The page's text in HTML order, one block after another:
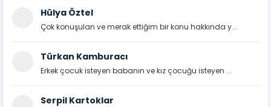
Hülya Öztel
Çok konuşulan ve merak ettiğim bir konu hakkında y...
Türkan Kamburacı
Erkek çocuk isteyen babanın ve kız çocuğu isteyen ...
Serpil Kartoklar